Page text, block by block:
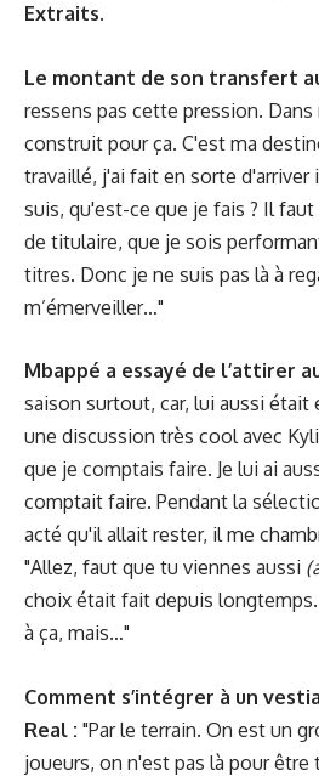
Extraits.
Le montant de son transfert
ressens pas cette pression.
construit pour ça. C'est ma
travaillé, j'ai fait en sorte d'arriver
suis, qu'est-ce que je fais ? Il faut
de titulaire, que je sois
titres. Donc je ne suis pas là à
m’émerveiller…"
Mbappé a essayé de l’attirer
saison surtout, car, lui aussi était
une discussion très cool avec
que je comptais faire. Je lui ai
comptait faire. Pendant la
acté qu'il allait rester, il me
"Allez, faut que tu viennes aussi
choix était fait depuis
à ça, mais…"
Comment s’intégrer à un
Real : "Par le terrain. On est un
joueurs, on n'est pas là pour être